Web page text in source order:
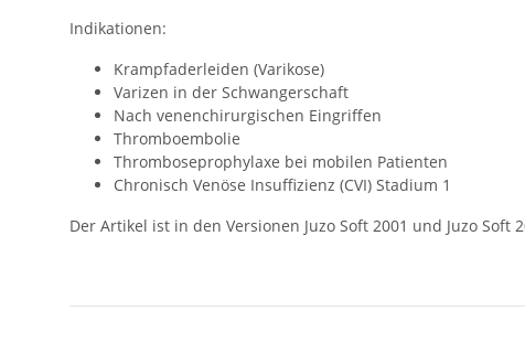
Indikationen:
Krampfaderleiden (Varikose)
Varizen in der Schwangerschaft
Nach venenchirurgischen Eingriffen
Thromboembolie
Thromboseprophylaxe bei mobilen Patienten
Chronisch Venöse Insuffizienz (CVI) Stadium 1
Der Artikel ist in den Versionen Juzo Soft 2001 und Juzo